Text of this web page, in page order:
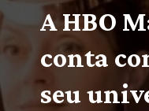
A HBO
conta
seu